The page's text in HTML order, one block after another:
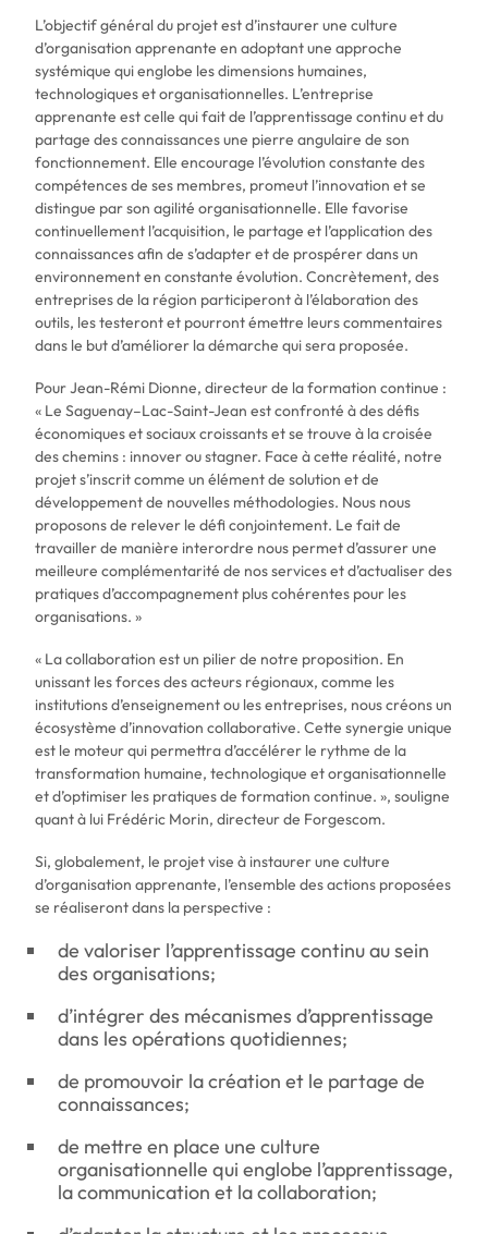
L’objectif général du projet est d’instaurer une culture
d’organisation apprenante en adoptant une approche
systémique qui englobe les dimensions humaines,
technologiques et organisationnelles. L’entreprise
apprenante est celle qui fait de l’apprentissage continu et du
partage des connaissances une pierre angulaire de son
fonctionnement. Elle encourage l’évolution constante des
compétences de ses membres, promeut l’innovation et se
distingue par son agilité organisationnelle. Elle favorise
continuellement l’acquisition, le partage et l’application des
connaissances afin de s’adapter et de prospérer dans un
environnement en constante évolution. Concrètement, des
entreprises de la région participeront à l’élaboration des
outils, les testeront et pourront émettre leurs commentaires
dans le but d’améliorer la démarche qui sera proposée.
Pour Jean-Rémi Dionne, directeur de la formation continue :
« Le Saguenay–Lac-Saint-Jean est confronté à des défis
économiques et sociaux croissants et se trouve à la croisée
des chemins : innover ou stagner. Face à cette réalité, notre
projet s’inscrit comme un élément de solution et de
développement de nouvelles méthodologies. Nous nous
proposons de relever le défi conjointement. Le fait de
travailler de manière interordre nous permet d’assurer une
meilleure complémentarité de nos services et d’actualiser des
pratiques d’accompagnement plus cohérentes pour les
organisations. »
« La collaboration est un pilier de notre proposition. En
unissant les forces des acteurs régionaux, comme les
institutions d’enseignement ou les entreprises, nous créons un
écosystème d’innovation collaborative. Cette synergie unique
est le moteur qui permettra d’accélérer le rythme de la
transformation humaine, technologique et organisationnelle
et d’optimiser les pratiques de formation continue. », souligne
quant à lui Frédéric Morin, directeur de Forgescom.
Si, globalement, le projet vise à instaurer une culture
d’organisation apprenante, l’ensemble des actions proposées
se réaliseront dans la perspective :
de valoriser l’apprentissage continu au sein
des organisations;
d’intégrer des mécanismes d’apprentissage
dans les opérations quotidiennes;
de promouvoir la création et le partage de
connaissances;
de mettre en place une culture
organisationnelle qui englobe l’apprentissage,
la communication et la collaboration;